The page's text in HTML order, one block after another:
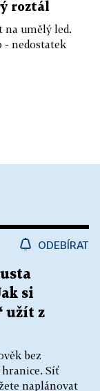
roztál
na umělý led.
- nedostatek
ODEBÍRAT
si
užít z
bez
hranice. Síť
naplánovat